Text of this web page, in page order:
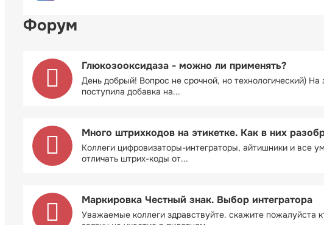
Форум
Глюкозооксидаза - можно ли применять?
День добрый! Вопрос не срочной, но технологический) На
поступила добавка на...
Много штрихкодов на этикетке. Как в них
Коллеги цифровизаторы-интеграторы, айтишники и все
отличать штрих-коды от...
Маркировка Честный знак. Выбор интегратора
Уважаемые коллеги здравствуйте. скажите пожалуйста